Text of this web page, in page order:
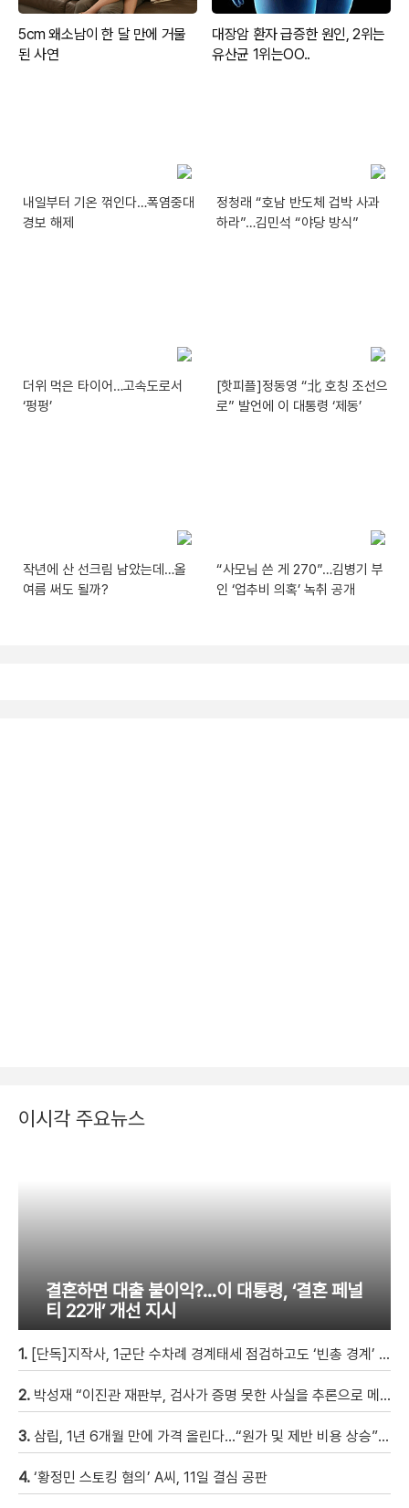
내일부터 기온 꺾인다…폭염중대
경보 해제
정청래 “호남 반도체 겁박 사과
하라”…김민석 “야당 방식”
더위 먹은 타이어…고속도로서
‘펑펑’
[핫피플]정동영 “北 호칭 조선으
로” 발언에 이 대통령 ‘제동’
작년에 산 선크림 남았는데…올
여름 써도 될까?
“사모님 쓴 게 270”…김병기 부
인 ‘업추비 의혹’ 녹취 공개
이시각 주요뉴스
결혼하면 대출 불이익?…이 대통령, ‘결혼 페널
티 22개’ 개선 지시
1. [단독]지작사, 1군단 수차례 경계태세 점검하고도 ‘빈총 경계’ 몰랐다
2. 박성재 “이진관 재판부, 검사가 증명 못한 사실을 추론으로 메꿔” [현장영상]
3. 삼립, 1년 6개월 만에 가격 올린다…“원가 및 제반 비용 상승” [자막뉴스]
4. ‘황정민 스토킹 혐의’ A씨, 11일 결심 공판